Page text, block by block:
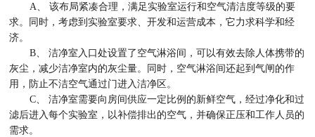
A、 该布局紧凑合理，满足实验室运行和空气清洁度等级的要
求。同时，考虑到实验室要求、开发和运营成本，它力求科学和经
济。
B、 洁净室入口处设置了空气淋浴间，可以有效去除人体携带的
灰尘，减少洁净室内的灰尘量。同时，空气淋浴间还起到气闸的作
用，防止不洁空气通过门进入洁净区。
C、 洁净室需要向房间供应一定比例的新鲜空气，经过净化和过
滤后进入每个实验室，以补偿排出的空气，并确保正压和工作人员的
需求。